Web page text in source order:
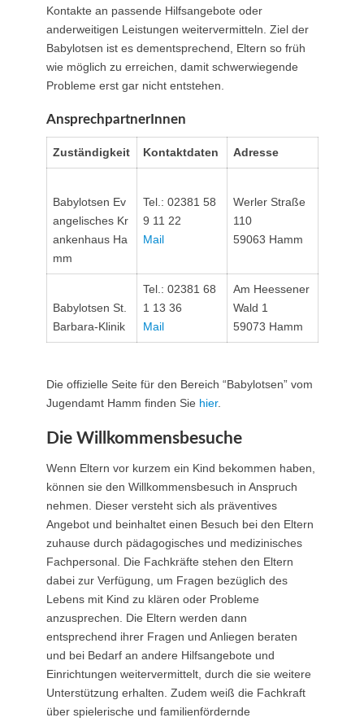
Kontakte an passende Hilfsangebote oder
anderweitigen Leistungen weitervermitteln. Ziel der
Babylotsen ist es dementsprechend, Eltern so früh
wie möglich zu erreichen, damit schwerwiegende
Probleme erst gar nicht entstehen.
AnsprechpartnerInnen
Zuständigkeit Kontaktdaten Adresse
Babylotsen Ev
angelisches Kr
ankenhaus Ha
mm
Tel.: 02381 58
9 11 22
Mail
Werler Straße
110
59063 Hamm
Babylotsen St.
Barbara-Klinik
Tel.: 02381 68
1 13 36
Mail
Am Heessener
Wald 1
59073 Hamm
Die offizielle Seite für den Bereich “Babylotsen” vom
Jugendamt Hamm finden Sie hier.
Die Willkommensbesuche
Wenn Eltern vor kurzem ein Kind bekommen haben,
können sie den Willkommensbesuch in Anspruch
nehmen. Dieser versteht sich als präventives
Angebot und beinhaltet einen Besuch bei den Eltern
zuhause durch pädagogisches und medizinisches
Fachpersonal. Die Fachkräfte stehen den Eltern
dabei zur Verfügung, um Fragen bezüglich des
Lebens mit Kind zu klären oder Probleme
anzusprechen. Die Eltern werden dann
entsprechend ihrer Fragen und Anliegen beraten
und bei Bedarf an andere Hilfsangebote und
Einrichtungen weitervermittelt, durch die sie weitere
Unterstützung erhalten. Zudem weiß die Fachkraft
über spielerische und familienfördernde